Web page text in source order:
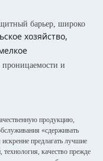
барьер, широко
хозяйство,
проницаемости и
продукцию,
«сдерживать
предлагать лучшие
качество прежде